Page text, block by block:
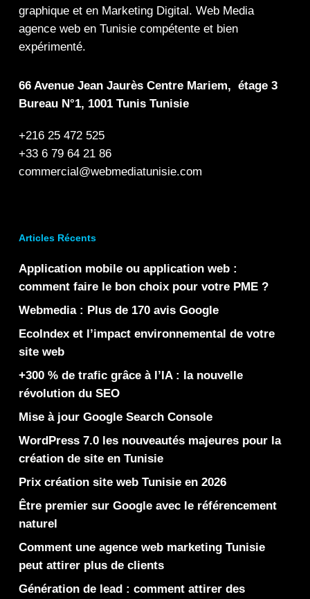
graphiqueet en Marketing Digital. Web Media
agence web en Tunisie compétente et bien
expérimenté.
66 Avenue Jean Jaurès Centre Mariem, étage 3
Bureau N°1, 1001 Tunis Tunisie
+216 25 472 525
+33 6 79 64 21 86
commercial@webmediatunisie.com
Articles Récents
Application mobile ou application web :
comment faire le bon choix pour votre PME ?
Webmedia : Plus de 170 avis Google
EcoIndex et l’impact environnemental de votre
site web
+300 % de trafic grâce à l’IA : la nouvelle
révolution du SEO
Mise à jour Google Search Console
WordPress 7.0 les nouveautés majeures pour la
création de site en Tunisie
Prix création site web Tunisie en 2026
Être premier sur Google avec le référencement
naturel
Comment une agence web marketing Tunisie
peut attirer plus de clients
Génération de lead : comment attirer des